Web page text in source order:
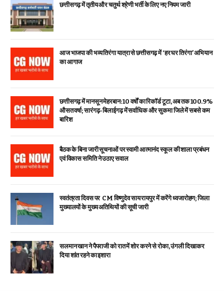
छत्तीसगढ़ में तृतीय और चतुर्थ श्रेणी भर्ती के लिए नए नियम जारी
आज भाजपा की भव्य तिरंगा यात्रा से छत्तीसगढ़ में ‘हर घर तिरंगा’ अभियान
का आगाज
छत्तीसगढ़ में मानसून मेहरबान: 10 वर्षों का रिकॉर्ड टूटा, अब तक 100.9%
औसत वर्षा; सारंगढ़-बिलाईगढ़ में सर्वाधिक और सुकमा जिले में सबसे कम
बारिश
बैठक के बिना जारी सूचनाओं पर स्वामी आत्मानंद स्कूल की शाला प्रबंधन
एवं विकास समिति ने उठाए सवाल
स्वतंत्रता दिवस पर CM विष्णुदेव साय रायपुर में करेंगे ध्वजारोहण; जिला
मुख्यालयों के मुख्य अतिथियों की सूची जारी
सलमान खान ने पैपराजी को रात में शोर करने से रोका, उंगली दिखाकर
दिया शांत रहने का इशारा